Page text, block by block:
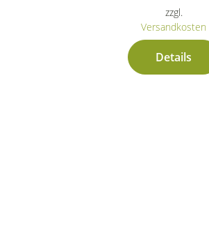
zzgl.
Versandkosten
Details